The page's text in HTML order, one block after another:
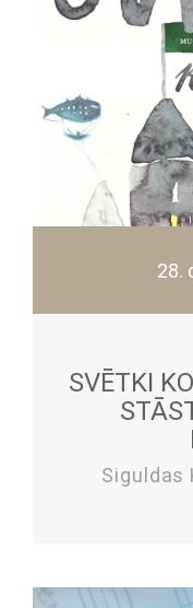
28.
SVĒTKI
Siguldas